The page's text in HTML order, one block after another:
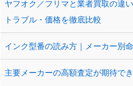
ヤフオク／フリマと業者買取の違
トラブル・価格を徹底比較
インク型番の読み方｜メーカー別
主要メーカーの高額査定が期待で